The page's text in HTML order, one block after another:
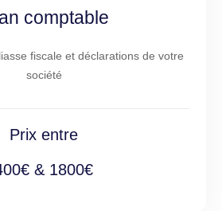
comptable
fiscale et déclarations de votre
société
Prix entre
& 1800€